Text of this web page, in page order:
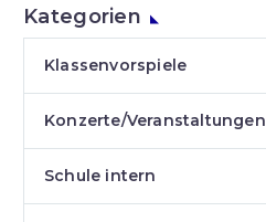
Kategorien
Klassenvorspiele
Konzerte/Veranstaltungen
Schule intern